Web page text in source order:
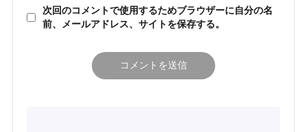
次回のコメントで使用するためブラウザーに自分の名
前、メールアドレス、サイトを保存する。